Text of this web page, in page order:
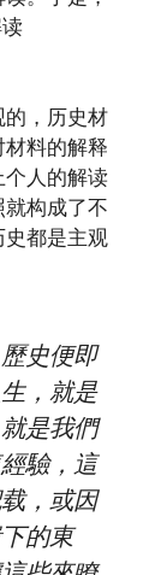
的，历史材
料的解释
个人的解读
构成了不
史都是主观
史便即
，就是
是我們
驗，這
，或因
的東